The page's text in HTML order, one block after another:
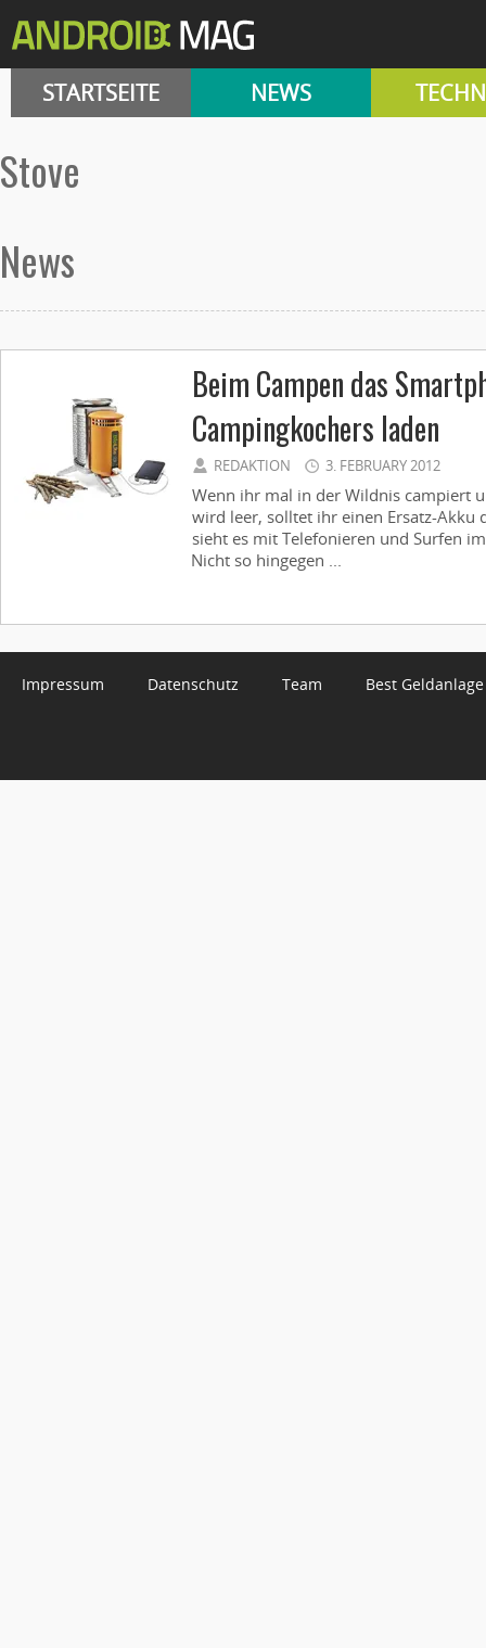
STARTSEITE NEWS
stove
News
Beim Campen das
Campingkochers laden
REDAKTION 3. FEBRUARY 2012
Wenn ihr mal in der Wildnis campiert
wird leer, solltet ihr einen Ersatz-Akku
sieht es mit Telefonieren und Surfen
Nicht so hingegen ...
Impressum Datenschutz Team Best Geldanlage